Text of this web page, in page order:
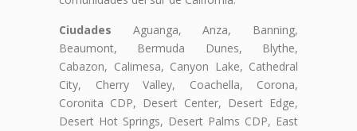
Ciudades Aguanga, Anza, Banning,
Beaumont, Bermuda Dunes, Blythe,
Cabazon, Calimesa, Canyon Lake, Cathedral
City, Cherry Valley, Coachella, Corona,
Coronita CDP, Desert Center, Desert Edge,
Desert Hot Springs, Desert Palms CDP, East